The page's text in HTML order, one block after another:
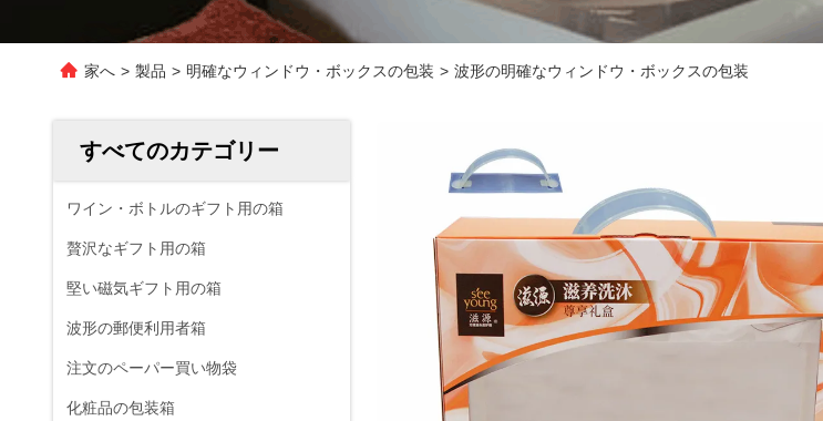
家へ > 製品 > 明確なウィンドウ・ボックスの包装 > 波形の明確なウィンドウ・ボックスの包装
すべてのカテゴリー
ワイン・ボトルのギフト用の箱
贅沢なギフト用の箱
堅い磁気ギフト用の箱
波形の郵便利用者箱
注文のペーパー買い物袋
化粧品の包装箱